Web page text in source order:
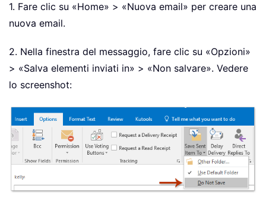
1. Fare clic su «Home» > «Nuova email» per creare una
nuova email.
2. Nella finestra del messaggio, fare clic su «Opzioni»
> «Salva elementi inviati in» > «Non salvare». Vedere
lo screenshot: